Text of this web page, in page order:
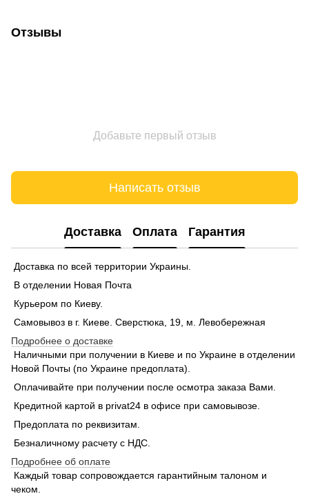
Отзывы
Добавьте первый отзыв
Написать отзыв
Доставка Оплата Гарантия
Доставка по всей территории Украины.
В отделении Новая Почта
Курьером по Киеву.
Самовывоз в г. Киеве. Сверстюка, 19, м. Левобережная
Подробнее о доставке
Наличными при получении в Киеве и по Украине в отделении
Новой Почты (по Украине предоплата).
Оплачивайте при получении после осмотра заказа Вами.
Кредитной картой в privat24 в офисе при самовывозе.
Предоплата по реквизитам.
Безналичному расчету с НДС.
Подробнее об оплате
Каждый товар сопровождается гарантийным талоном и
чеком.